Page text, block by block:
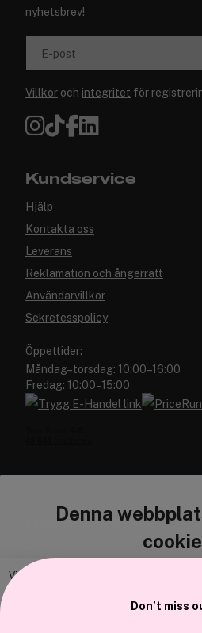
Denna
Vi använder enhetsidentifierare för att
nyhetsbrev!
E-post
Villkor och integritet för
Kundservice
Hjälp
Kontakta oss
Leverans
Reklamation och ångerrätt
Användarvillkor
Sekretesspolicy
Öppettider:
Måndag–torsdag: 10:00–16:00
Fredag: 10:00–15:00
Cocopanda.se
Don’t miss